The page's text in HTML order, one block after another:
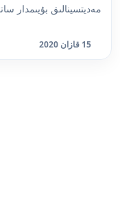
مەديتسينالىق بۇيىمدار
15 قازان 2020